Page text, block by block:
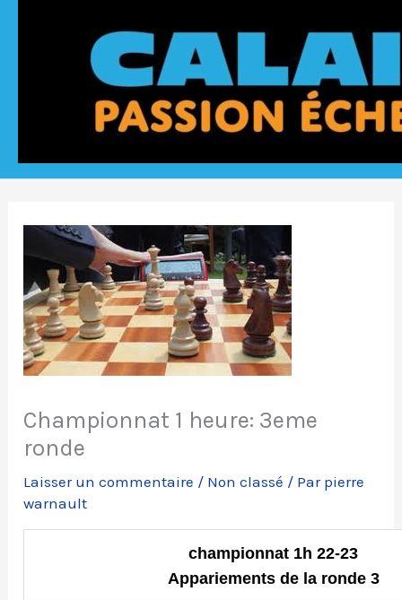
Championnat 1 heure: 3eme
ronde
Laisser un commentaire / Non classé / Par pierre
warnault
championnat 1h 22-23
Appariements de la ronde 3